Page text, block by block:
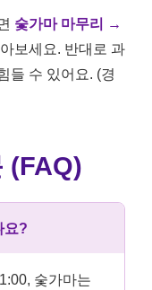
숯가마 마무리 →
보세요. 반대로 과
들 수 있어요. (경
(FAQ)
요?
숯가마는